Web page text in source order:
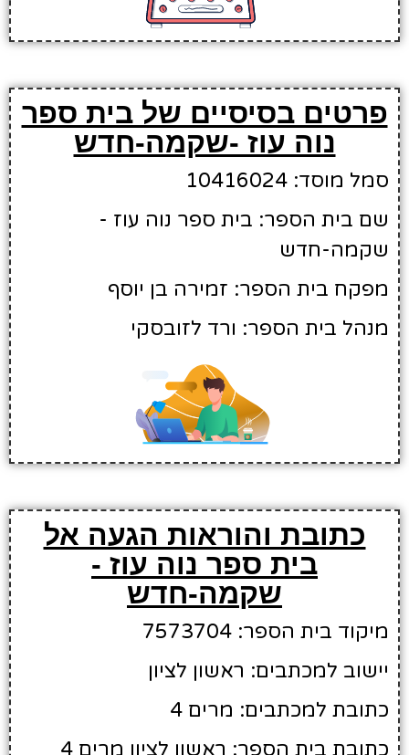
פרטים בסיסיים של בית ספר
נוה עוז -שקמה-חדש
סמל מוסד: 10416024
שם בית הספר: בית ספר נוה עוז -
שקמה-חדש
מפקח בית הספר: זמירה בן יוסף
מנהל בית הספר: ורד לזובסקי
כתובת והוראות הגעה אל
בית ספר נוה עוז -
שקמה-חדש
מיקוד בית הספר: 7573704
יישוב למכתבים: ראשון לציון
כתובת למכתבים: מרים 4
כתובת בית הספר: ראשון לציון מרים 4